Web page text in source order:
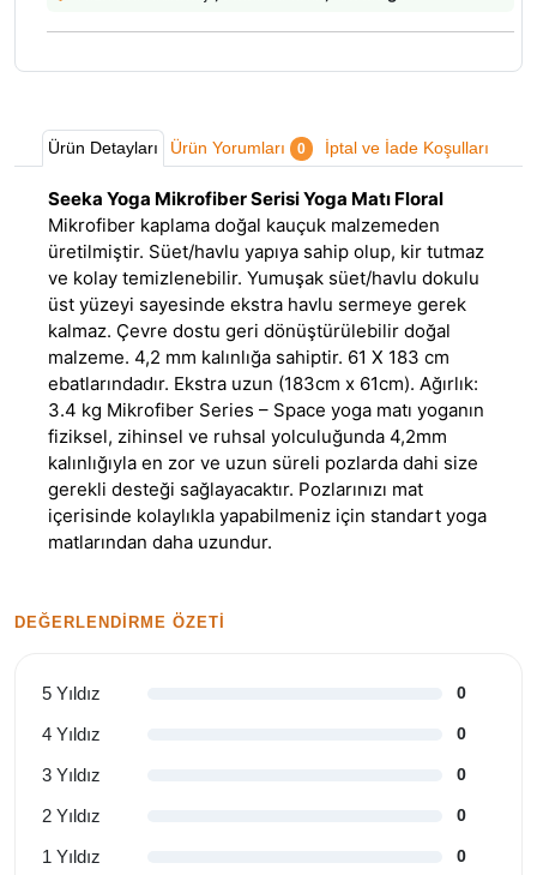
Ürün Detayları Ürün Yorumları 0 İptal ve İade Koşulları
Seeka Yoga Mikrofiber Serisi Yoga Matı Floral
Mikrofiber kaplama doğal kauçuk malzemeden
üretilmiştir. Süet/havlu yapıya sahip olup, kir tutmaz
ve kolay temizlenebilir. Yumuşak süet/havlu dokulu
üst yüzeyi sayesinde ekstra havlu sermeye gerek
kalmaz. Çevre dostu geri dönüştürülebilir doğal
malzeme. 4,2 mm kalınlığa sahiptir. 61 X 183 cm
ebatlarındadır. Ekstra uzun (183cm x 61cm). Ağırlık:
3.4 kg Mikrofiber Series – Space yoga matı yoganın
fiziksel, zihinsel ve ruhsal yolculuğunda 4,2mm
kalınlığıyla en zor ve uzun süreli pozlarda dahi size
gerekli desteği sağlayacaktır. Pozlarınızı mat
içerisinde kolaylıkla yapabilmeniz için standart yoga
matlarından daha uzundur.
DEĞERLENDIRME ÖZETI
5 Yıldız 0
4 Yıldız 0
3 Yıldız 0
2 Yıldız 0
1 Yıldız 0